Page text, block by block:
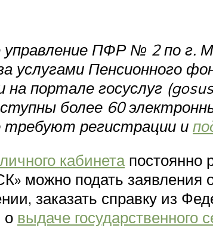
ПФР № 2 по г.
услугами Пенсионного
на портале госуслуг
более 60
регистрации и
кабинетапостоянно
можно подать заявления
заказать справку из
о выдаче государственного